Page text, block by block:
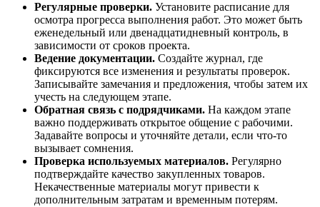
Регулярные проверки. Установите расписание для
осмотра прогресса выполнения работ. Это может быть
еженедельный или двенадцатидневный контроль, в
зависимости от сроков проекта.
Ведение документации. Создайте журнал, где
фиксируются все изменения и результаты проверок.
Записывайте замечания и предложения, чтобы затем их
учесть на следующем этапе.
Обратная связь с подрядчиками. На каждом этапе
важно поддерживать открытое общение с рабочими.
Задавайте вопросы и уточняйте детали, если что-то
вызывает сомнения.
Проверка используемых материалов. Регулярно
подтверждайте качество закупленных товаров.
Некачественные материалы могут привести к
дополнительным затратам и временным потерям.